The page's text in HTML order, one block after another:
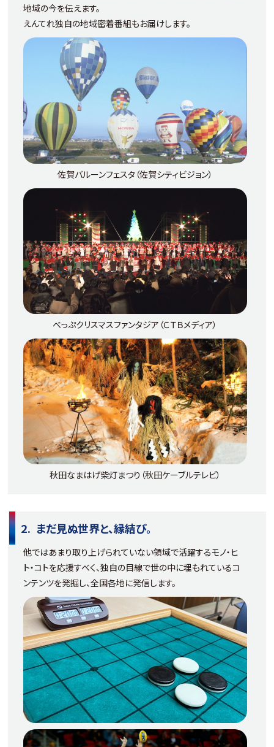
地域の今を伝えます。
​えんてれ独自の地域密着番組もお届けします。
佐賀バルーンフェスタ（佐賀シティビジョン）
べっぷクリスマスファンタジア（ＣＴＢメディア）
秋田なまはげ柴灯まつり（秋田ケーブルテレビ）
まだ見ぬ世界と、縁結び。​
他ではあまり取り上げられていない領域で​活躍するモノ・ヒ
ト・コトを応援すべく、​独自の目線で世の中に埋もれている​コ
ンテンツを発掘し、全国各地に発信します。